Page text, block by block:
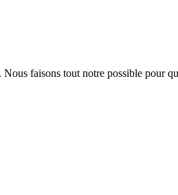
faisons tout notre possible pour